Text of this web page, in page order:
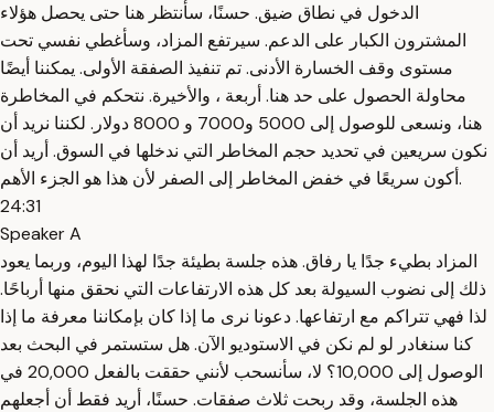
الدخول في نطاق ضيق. حسنًا، سأنتظر هنا حتى يحصل هؤلاء
المشترون الكبار على الدعم. سيرتفع المزاد، وسأغطي نفسي تحت
مستوى وقف الخسارة الأدنى. تم تنفيذ الصفقة الأولى. يمكننا أيضًا
محاولة الحصول على حد هنا. أربعة ، والأخيرة. نتحكم في المخاطرة
هنا، ونسعى للوصول إلى 5000 و7000 و 8000 دولار. لكننا نريد أن
نكون سريعين في تحديد حجم المخاطر التي ندخلها في السوق. أريد أن
أكون سريعًا في خفض المخاطر إلى الصفر لأن هذا هو الجزء الأهم.
24:31
Speaker A
المزاد بطيء جدًا يا رفاق. هذه جلسة بطيئة جدًا لهذا اليوم، وربما يعود
ذلك إلى نضوب السيولة بعد كل هذه الارتفاعات التي نحقق منها أرباحًا.
لذا فهي تتراكم مع ارتفاعها. دعونا نرى ما إذا كان بإمكاننا معرفة ما إذا
كنا سنغادر لو لم نكن في الاستوديو الآن. هل ستستمر في البحث بعد
الوصول إلى 10,000؟ لا، سأنسحب لأنني حققت بالفعل 20,000 في
هذه الجلسة، وقد ربحت ثلاث صفقات. حسنًا، أريد فقط أن أجعلهم